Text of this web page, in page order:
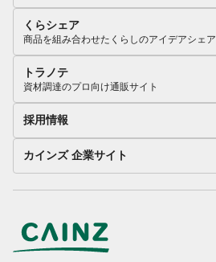
くらシェア
商品を組み合わせたくらしのアイデアシェア
トラノテ
資材調達のプロ向け通販サイト
採用情報
カインズ 企業サイト